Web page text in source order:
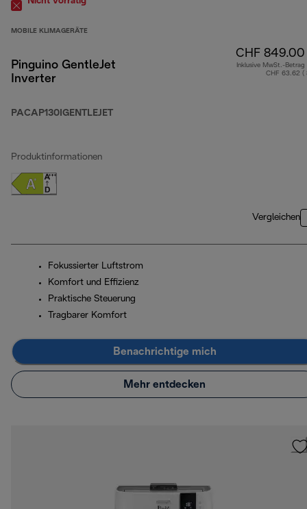
MOBILE KLIMAGERÄTE
Pinguino GentleJet
Inverter
PACAP130IGENTLEJET
CHF 849.00
Inklusive MwSt.-Betrag
CHF 63.62 (
Produktinformationen
Vergleichen
Fokussierter Luftstrom
Komfort und Effizienz
Praktische Steuerung
Tragbarer Komfort
Benachrichtige mich
Mehr entdecken